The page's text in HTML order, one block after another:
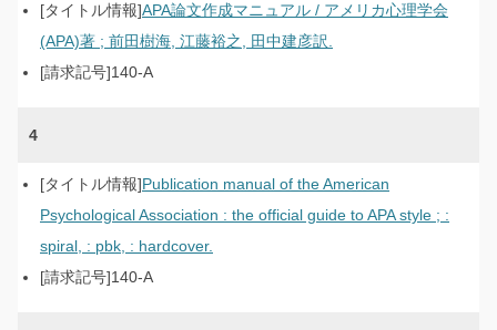
APA論文作成マニュアル / アメリカ心理学会
(APA)著 ; 前田樹海, 江藤裕之, 田中建彦訳.
140-A
4
Publication manual of the American
Psychological Association : the official guide to APA style ; :
spiral, : pbk, : hardcover.
140-A